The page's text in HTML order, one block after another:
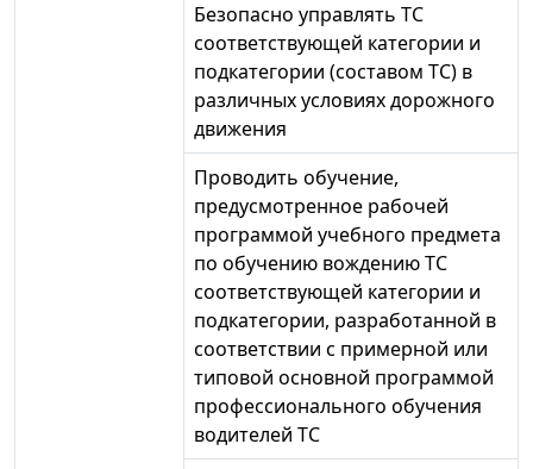
Безопасно управлять ТС
соответствующей категории и
подкатегории (составом ТС) в
различных условиях дорожного
движения
Проводить обучение,
предусмотренное рабочей
программой учебного предмета
по обучению вождению ТС
соответствующей категории и
подкатегории, разработанной в
соответствии с примерной или
типовой основной программой
профессионального обучения
водителей ТС